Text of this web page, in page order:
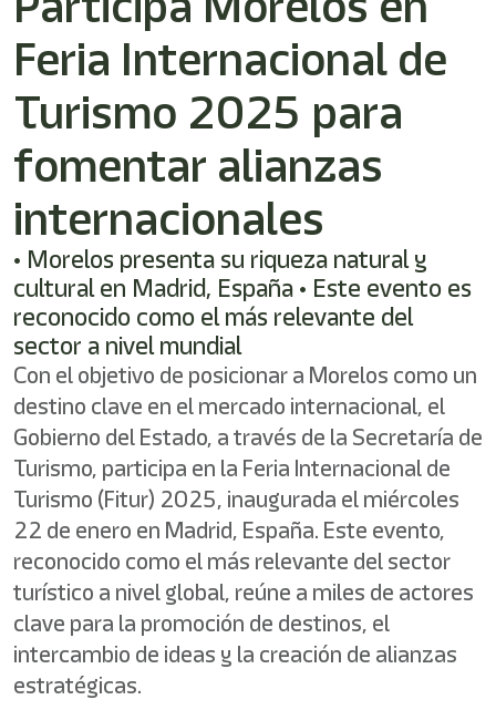
Feria Internacional de
Turismo 2025 para
fomentar alianzas
internacionales
• Morelos presenta su riqueza natural y
cultural en Madrid, España • Este evento es
reconocido como el más relevante del
sector a nivel mundial
Con el objetivo de posicionar a Morelos como un
destino clave en el mercado internacional, el
Gobierno del Estado, a través de la Secretaría de
Turismo, participa en la Feria Internacional de
Turismo (Fitur) 2025, inaugurada el miércoles
22 de enero en Madrid, España. Este evento,
reconocido como el más relevante del sector
turístico a nivel global, reúne a miles de actores
clave para la promoción de destinos, el
intercambio de ideas y la creación de alianzas
estratégicas.